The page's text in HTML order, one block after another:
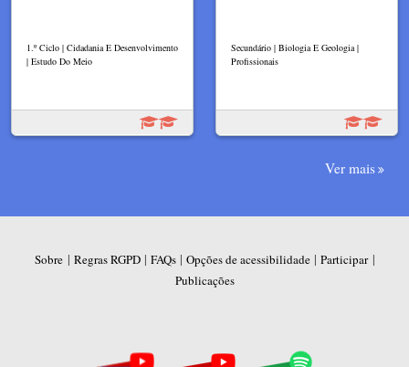
1.º Ciclo | Cidadania E Desenvolvimento
| Estudo Do Meio
Secundário | Biologia E Geologia |
Profissionais
Ver mais
Sobre | Regras RGPD| FAQs| Opções de acessibilidade| Participar|
Publicações